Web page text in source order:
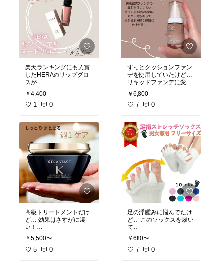
#オリジナル写真
#ナチュラルコスメ
#韓国コスメ
#マットリップ
#シスターアン
#おすすめ商品
#買って良かった物
#楽天room
楽天ランキングにも入賞
したHERAのリップグロ
スが
可愛い♡♡
唇に密着しながらも ぷる
ん感があり ヌーディピン
#オリジナル写真
#韓国コスメ
#HERA
#リップグロス
#ツヤ感
#おすすめ商品
#買って良かった物
#楽天room
￥4,400
1 0
高級トリートメントだけ
ど… 効果はさすがに凄
い！
週1の使用で しっとりま
とまって 香りも大人な高
級な香り！
￥5,500〜
5 0
#韓国コスメ
#買って良かった物
#楽天room
ずっとクッションファン
デを使用していたけど…
リキッドファンデに変え
てみることに！
私好みの薄づきで 程よい
カバー力があり
ョン
大好きになりました！
#オリジナル写真
#つや肌
#sinnpurete
#リキッドファンデ
#神ファンデ
#買って良かった物
#おすすめ商品
#楽天room
￥6,800
7 0
足の浮腫みに悩んでたけ
ど… このソックスを履い
て
寝るようになってから い
つの間にか浮腫まなくな
った！
￥680〜
7 0